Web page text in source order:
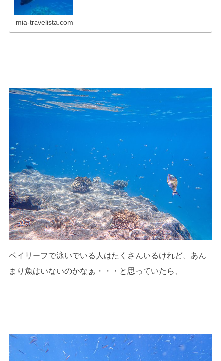
mia-travelista.com
ベイリーフで泳いでいる人はたくさんいるけれど、あん
まり魚はいないのかなぁ・・・と思っていたら、